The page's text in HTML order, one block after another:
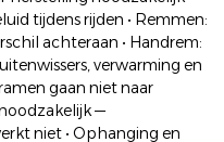
tijdens rijden • Remmen:
achteraan • Handrem:
verwarming en
gaan niet naar
—
niet • Ophanging en